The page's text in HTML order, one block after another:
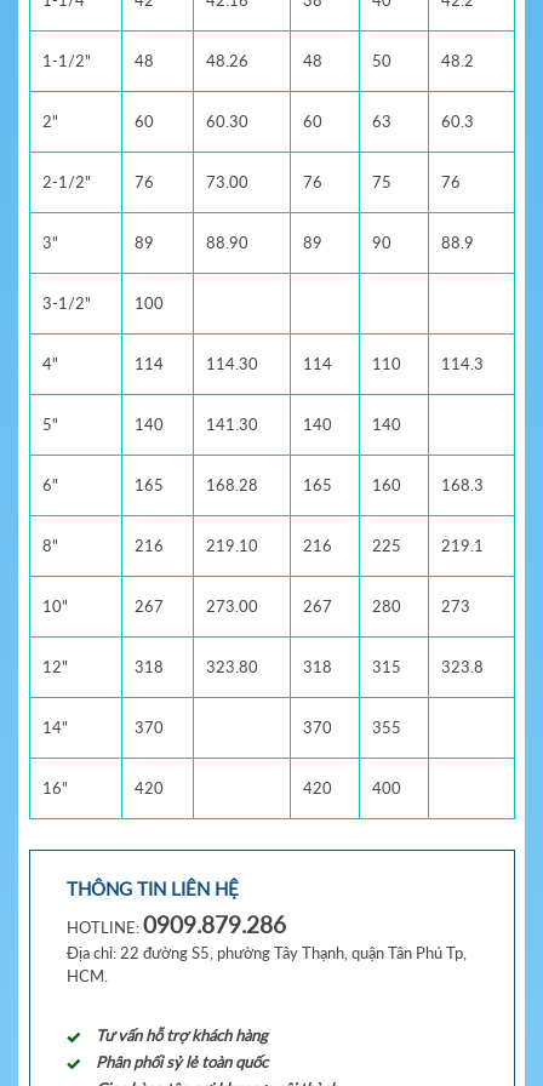
1-1/2" 48 48.26 48 50 48.2
2" 60 60.30 60 63 60.3
2-1/2" 76 73.00 76 75 76
3" 89 88.90 89 90 88.9
3-1/2" 100
4" 114 114.30 114 110 114.3
5" 140 141.30 140 140
6" 165 168.28 165 160 168.3
8" 216 219.10 216 225 219.1
10" 267 273.00 267 280 273
12" 318 323.80 318 315 323.8
14" 370 370 355
16" 420 420 400
THÔNG TIN LIÊN HỆ
HOTLINE:0909.879.286
Địa chỉ: 22 đường S5, phường Tây Thạnh, quận Tân Phú Tp,
HCM.
Tư vấn hỗ trợ khách hàng
Phân phối sỷ lẻ toàn quốc